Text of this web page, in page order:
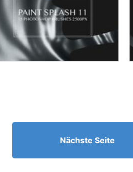
Nächste Seite